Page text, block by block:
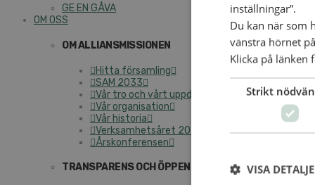
GE EN GÅVA
OM OSS
OM ALLIANSMISSIONEN
Hitta församling
SAM 2033
Vår tro och vårt uppdrag
Vår organisation
Vår historia
Verksamhetsåret 2025
Årskonferensen
TRANSPARENS OCH ÖPPENHET
inställningar”.
Du kan när som
vänstra hörnet
Klicka på länken
Strikt
VISA